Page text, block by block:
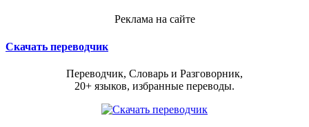
Реклама на сайте
Скачать переводчик
Переводчик, Словарь и Разговорник,
20+ языков, избранные переводы.